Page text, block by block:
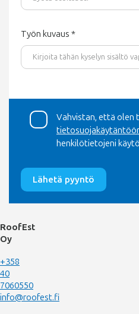
Työn kuvaus *
Vahvistan, että olen
henkilötietojeni
RoofEst
Oy
+358
40
7060550
info@roofest.fi